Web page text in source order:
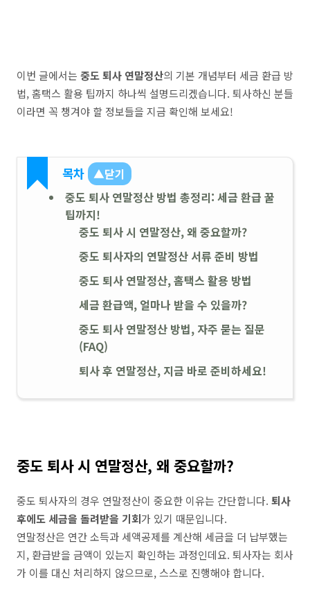
이번 글에서는 중도 퇴사 연말정산의 기본 개념부터 세금 환급 방
법, 홈택스 활용 팁까지 하나씩 설명드리겠습니다. 퇴사하신 분들
이라면 꼭 챙겨야 할 정보들을 지금 확인해 보세요!
목차 ▲닫기
중도 퇴사 연말정산 방법 총정리: 세금 환급 꿀
팁까지!
중도 퇴사 시 연말정산, 왜 중요할까?
중도 퇴사자의 연말정산 서류 준비 방법
중도 퇴사 연말정산, 홈택스 활용 방법
세금 환급액, 얼마나 받을 수 있을까?
중도 퇴사 연말정산 방법, 자주 묻는 질문
(FAQ)
퇴사 후 연말정산, 지금 바로 준비하세요!
중도 퇴사 시 연말정산, 왜 중요할까?
중도 퇴사자의 경우 연말정산이 중요한 이유는 간단합니다. 퇴사
후에도 세금을 돌려받을 기회가 있기 때문입니다.
연말정산은 연간 소득과 세액공제를 계산해 세금을 더 납부했는
지, 환급받을 금액이 있는지 확인하는 과정인데요. 퇴사자는 회사
가 이를 대신 처리하지 않으므로, 스스로 진행해야 합니다.